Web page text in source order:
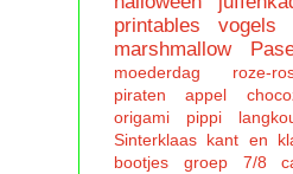
printables
vogels
marshmallow
moederdag roze-
piraten
appel
origami
pippi
Sinterklaas kant en
bootjes
groep 7/8